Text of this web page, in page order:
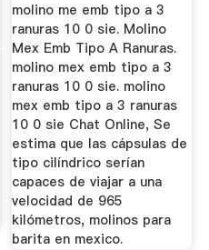
molino me emb tipo a 3
ranuras 10 0 sie. Molino
Mex Emb Tipo A Ranuras.
molino mex emb tipo a 3
ranuras 10 0 sie. molino
mex emb tipo a 3 ranuras
10 0 sie Chat Online, Se
estima que las cápsulas de
tipo cilíndrico serían
capaces de viajar a una
velocidad de 965
kilómetros, molinos para
barita en mexico.